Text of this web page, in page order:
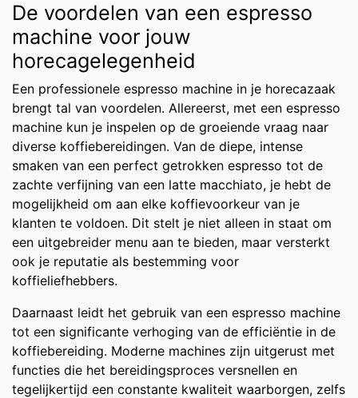
De voordelen van een espresso
machine voor jouw
horecagelegenheid
Een professionele espresso machine in je horecazaak
brengt tal van voordelen. Allereerst, met een espresso
machine kun je inspelen op de groeiende vraag naar
diverse koffiebereidingen. Van de diepe, intense
smaken van een perfect getrokken espresso tot de
zachte verfijning van een latte macchiato, je hebt de
mogelijkheid om aan elke koffievoorkeur van je
klanten te voldoen. Dit stelt je niet alleen in staat om
een uitgebreider menu aan te bieden, maar versterkt
ook je reputatie als bestemming voor
koffieliefhebbers.
Daarnaast leidt het gebruik van een espresso machine
tot een significante verhoging van de efficiëntie in de
koffiebereiding. Moderne machines zijn uitgerust met
functies die het bereidingsproces versnellen en
tegelijkertijd een constante kwaliteit waarborgen, zelfs